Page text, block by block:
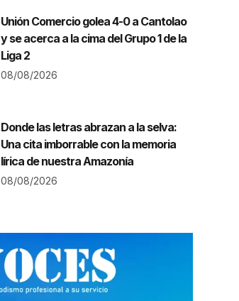
Unión Comercio golea 4-0 a Cantolao
y se acerca a la cima del Grupo 1 de la
Liga 2
08/08/2026
Donde las letras abrazan a la selva:
Una cita imborrable con la memoria
lírica de nuestra Amazonía
08/08/2026